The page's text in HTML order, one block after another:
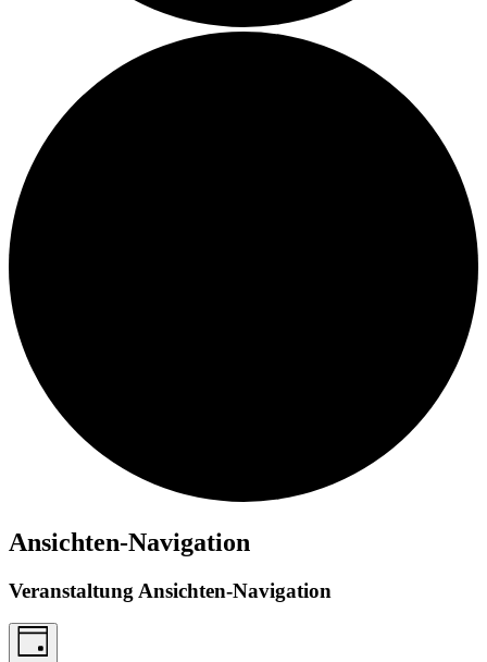
Ansichten-Navigation
Veranstaltung Ansichten-Navigation